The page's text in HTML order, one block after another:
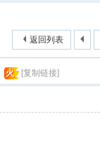
返回列表
火 [复制链接]